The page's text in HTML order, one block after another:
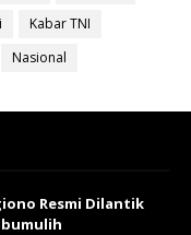
Kabar TNI
Nasional
Resmi Dilantik